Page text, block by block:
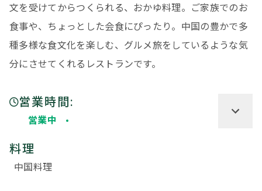
文を受けてからつくられる、おかゆ料理。ご家族でのお
食事や、ちょっとした会食にぴったり。中国の豊かで多
種多様な食文化を楽しむ、グルメ旅をしているような気
分にさせてくれるレストランです。
営業時間:
営業中
料理
中国料理